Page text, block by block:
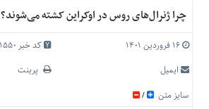
درباره
تعرفه
اصلی
چرا ژنرال‌های روس در اوکراین کشته می‌شوند؟
۱۶ فروردین ۱۴۰۱
کد خبر 11550
ایمیل
پرینت
سایز متن
/